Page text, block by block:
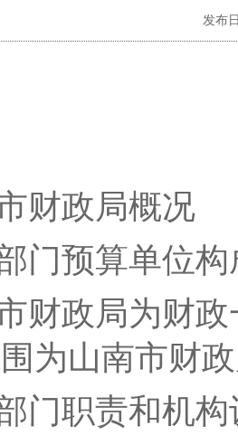
发布
财政局概况
门预算单位构
财政局为财
为山南市财
门职责和机构